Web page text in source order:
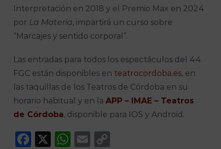
Interpretación en 2018 y el Premio Max en 2024
por La Materia, impartirá un curso sobre
“Marcajes y sentido corporal”.
Las entradas para todos los espectáculos del 44
FGC están disponibles en teatrocordoba.es, en
las taquillas de los Teatros de Córdoba en su
horario habitual y en laAPP – IMAE – Teatros
de Córdoba, disponible para IOS y Android.
Facebook
X WhatsApp
Email